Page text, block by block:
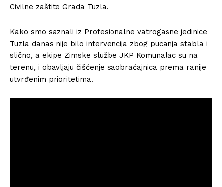
Civilne zaštite Grada Tuzla.
Kako smo saznali iz Profesionalne vatrogasne jedinice
Tuzla danas nije bilo intervencija zbog pucanja stabla i
slično, a ekipe Zimske službe JKP Komunalac su na
terenu, i obavljaju čišćenje saobraćajnica prema ranije
utvrđenim prioritetima.